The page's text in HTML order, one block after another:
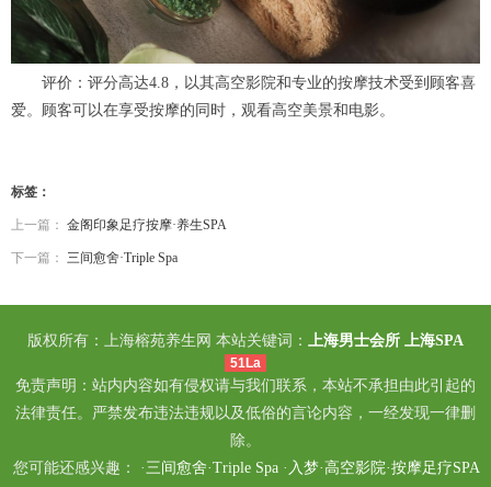
评价：评分高达4.8，以其高空影院和专业的按摩技术受到顾客喜
爱。顾客可以在享受按摩的同时，观看高空美景和电影。
标签：
上一篇： 金阁印象足疗按摩·养生SPA
下一篇： 三间愈舍·Triple Spa
版权所有：上海榕苑养生网 本站关键词： 上海男士会所 上海SPA
51La
免责声明：站内内容如有侵权请与我们联系，本站不承担由此引起的
法律责任。严禁发布违法违规以及低俗的言论内容，一经发现一律删
除。
您可能还感兴趣： ·三间愈舍·Triple Spa· 入梦·高空影院·按摩足疗SPA